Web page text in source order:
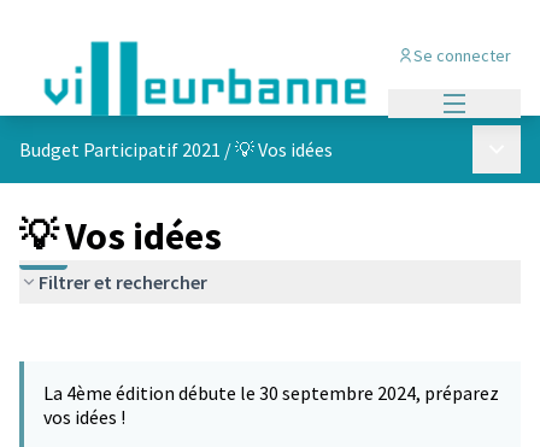
Se connecter
Budget Participatif 2021 /💡 Vos idées
💡 Vos idées
Filtrer et rechercher
La 4ème édition débute le 30 septembre 2024, préparez
vos idées !